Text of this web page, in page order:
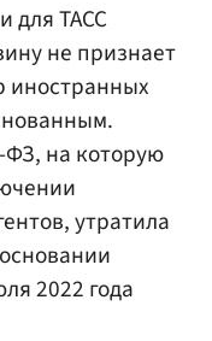
для ТАСС
не признает
иностранных
на которую
утратила
2022 года